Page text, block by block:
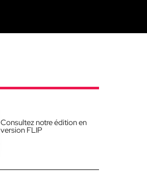
Consultez notre édition en
version FLIP